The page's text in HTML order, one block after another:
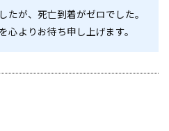
たが、死亡到着がゼロでした。
心よりお待ち申し上げます。